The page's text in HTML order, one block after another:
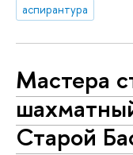
аспирантура
Мастера
Старой